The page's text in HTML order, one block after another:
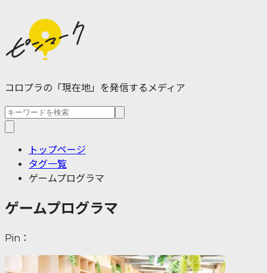
コロプラの「現在地」を発信するメディア
トップページ
タグ一覧
ゲームプログラマ
ゲームプログラマ
Pin：